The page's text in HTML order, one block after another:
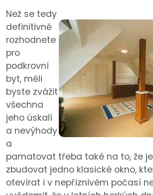
Než se tedy
definitivně
rozhodnete
pro
podkrovní
byt, měli
byste zvážit
všechna
jeho úskalí
a nevýhody
a
pamatovat třeba také na to, že
zbudovat jedno klasické okno,
otevírat i v nepříznivém počasí